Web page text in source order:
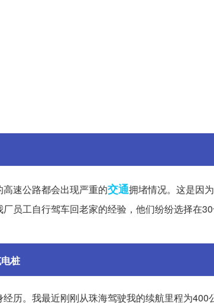
速公路都会出现严重的交通拥堵情况。这是因
员工自行驾车回老家的经验，他们纷纷选择在
桩
历。我最近刚刚从珠海驾驶我的续航里程为400